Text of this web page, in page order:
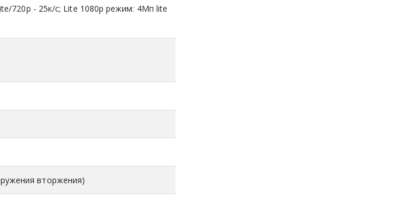
720p - 25к/с; Lite 1080p режим: 4Мп lite
вторжения)